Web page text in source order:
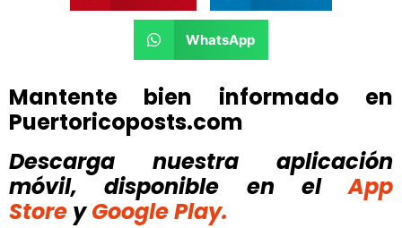
WhatsApp
Mantente bien informado en
Puertoricoposts.com
Descarga nuestra aplicación
móvil, disponible
en el
App
Store y Google Play.